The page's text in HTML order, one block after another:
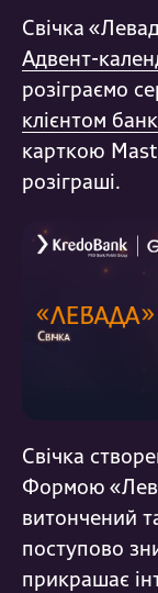
Свічка
Адвент-
розіграємо
клієнтом
карткою
розіграші.
Свічка
Формою
витончений
поступово
прикрашає